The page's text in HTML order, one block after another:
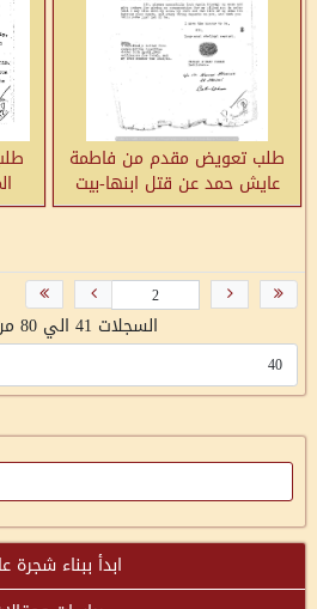
طلب تعويض مقدم من فاطمة
عايش حمد عن قتل ابنها-بيت
لحم
السجلات 41 الي 80 من 29٬502
ابدأ ببناء شجرة